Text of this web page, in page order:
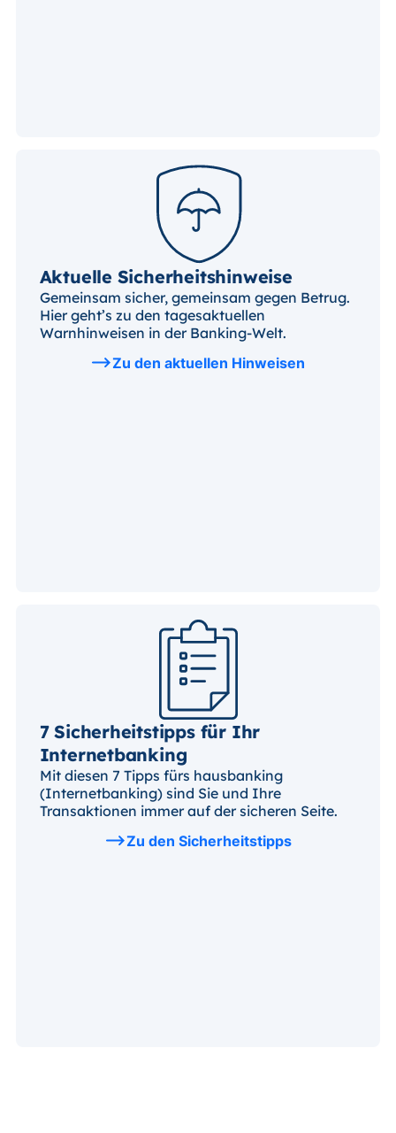
Aktuelle Sicherheitshinweise
Gemeinsam sicher, gemeinsam gegen Betrug.
Hier geht’s zu den tagesaktuellen
Warnhinweisen in der Banking-Welt.
Zu den aktuellen Hinweisen
7 Sicherheitstipps für Ihr
Internetbanking
Mit diesen 7 Tipps fürs hausbanking
(Internetbanking) sind Sie und Ihre
Transaktionen immer auf der sicheren Seite.
Zu den Sicherheitstipps